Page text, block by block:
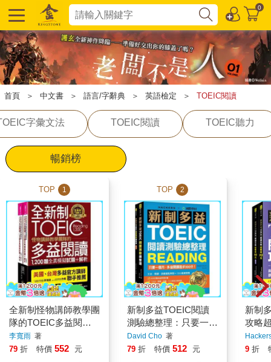
0
首頁 ＞ 中文書 ＞ 語言/字辭典 ＞ 英語檢定 ＞ TOEIC閱讀
字彙文法 TOEIC閱讀 TOEIC聽力
暢銷榜
TOP 1
全新制怪物講師教學團
隊的TOEIC多益閱讀
1，200題全真模擬試
題＋解析【美國＋台灣
李寬雨 著
79 折 特價 552 元
TOP 2
新制多益TOEIC閱讀
測驗總整理：只要一個
月，多益閱讀進步300
分，文法、閱讀、詞彙
David Cho 著
79 折 特價 512 元
新制
攻略
取黃
出題
9 折